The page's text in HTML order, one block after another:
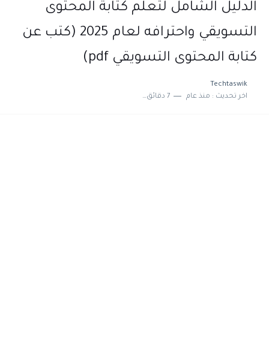
الدليل الشامل لتعلم كتابة المحتوى
التسويقي واحترافه لعام 2025 (كتب عن
كتابة المحتوى التسويقي pdf)
Techtaswik
اخر تحديث : منذ عام 7 دقائق للقراءة